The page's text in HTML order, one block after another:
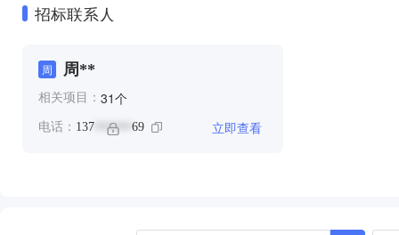
招标联系人
周 周**
相关项目： 31个
电话： 137 ****** 69 立即查看